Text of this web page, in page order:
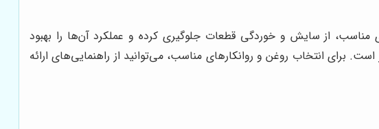
مناسب، از سایش و خوردگی قطعات جلوگیری کرده و عملکرد آن‌ها را بهبود
برای انتخاب روغن و روانکارهای مناسب، می‌توانید از راهنمایی‌های ارائه